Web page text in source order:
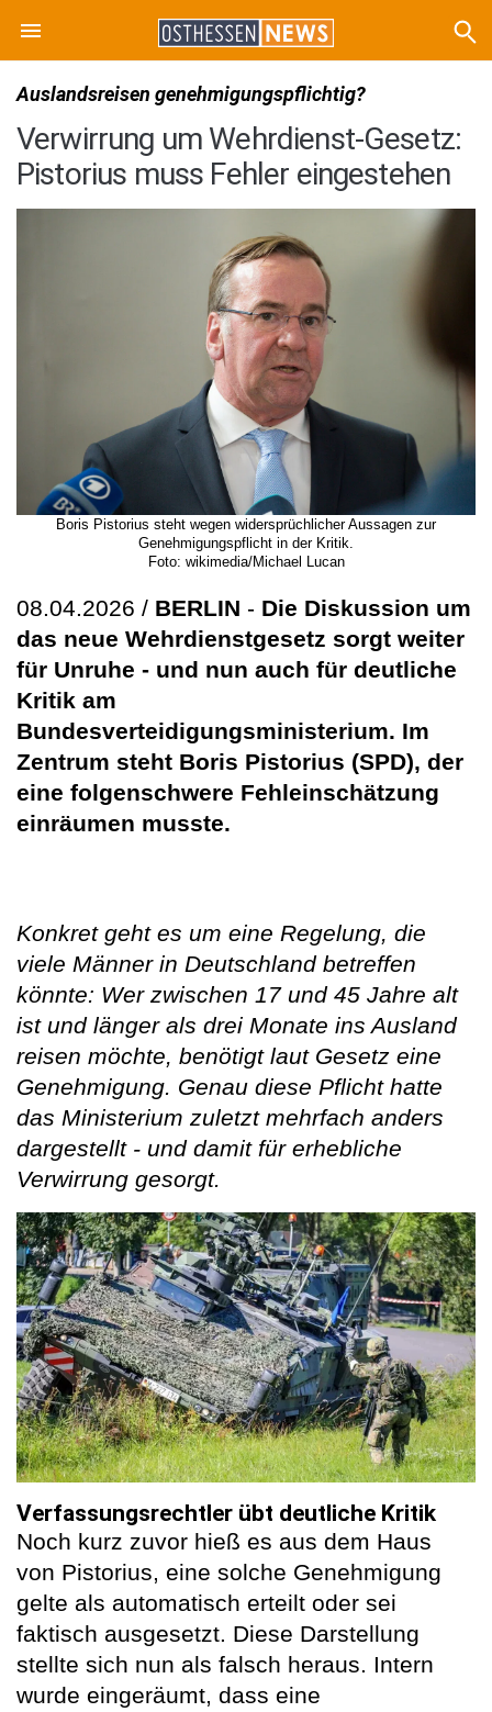
Auslandsreisen genehmigungspflichtig?
Verwirrung um Wehrdienst-Gesetz:
Pistorius muss Fehler eingestehen
Boris Pistorius steht wegen widersprüchlicher Aussagen zur
Genehmigungspflicht in der Kritik.
Foto: wikimedia/Michael Lucan
08.04.2026 / BERLIN - Die Diskussion um
das neue Wehrdienstgesetz sorgt weiter
für Unruhe - und nun auch für deutliche
Kritik am
Bundesverteidigungsministerium. Im
Zentrum steht Boris Pistorius (SPD), der
eine folgenschwere Fehleinschätzung
einräumen musste.
Konkret geht es um eine Regelung, die
viele Männer in Deutschland betreffen
könnte: Wer zwischen 17 und 45 Jahre alt
ist und länger als drei Monate ins Ausland
reisen möchte, benötigt laut Gesetz eine
Genehmigung. Genau diese Pflicht hatte
das Ministerium zuletzt mehrfach anders
dargestellt - und damit für erhebliche
Verwirrung gesorgt.
Verfassungsrechtler übt deutliche Kritik
Noch kurz zuvor hieß es aus dem Haus
von Pistorius, eine solche Genehmigung
gelte als automatisch erteilt oder sei
faktisch ausgesetzt. Diese Darstellung
stellte sich nun als falsch heraus. Intern
wurde eingeräumt, dass eine